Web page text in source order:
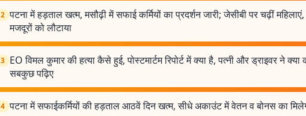
2 पटना में हड़ताल खत्म, मसौढ़ी में सफाई कर्मियों का प्रदर्शन जारी; जेसीबी पर चढ़ीं महिलाएं,
मजदूरों को लौटाया
3 EO विमल कुमार की हत्या कैसे हुई, पोस्टमार्टम रिपोर्ट में क्या है, पत्नी और ड्राइवर ने क्या
सबकुछ पढ़िए
4 पटना में सफाईकर्मियों की हड़ताल आठवें दिन खत्म, सीधे अकाउंट में वेतन व बोनस का